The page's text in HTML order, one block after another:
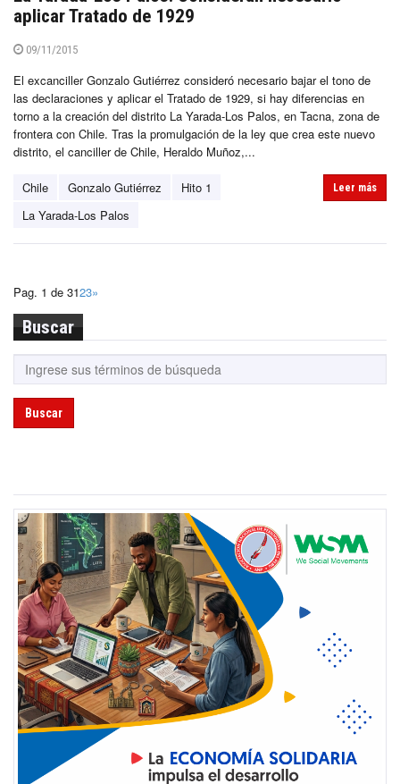
aplicar Tratado de 1929
09/11/2015
El excanciller Gonzalo Gutiérrez consideró necesario bajar el tono de
las declaraciones y aplicar el Tratado de 1929, si hay diferencias en
torno a la creación del distrito La Yarada-Los Palos, en Tacna, zona de
frontera con Chile. Tras la promulgación de la ley que crea este nuevo
distrito, el canciller de Chile, Heraldo Muñoz,...
Chile Gonzalo Gutiérrez
Hito 1
La Yarada-Los Palos
Leer más
Pag. 1 de 3123»
Buscar
Buscar